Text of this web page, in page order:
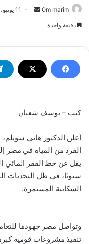
Om marim
أرسل
11 يونيو، 2026
دقيقة واحدة
​كتب – يوسف شعبان
أعلن الدكتور هاني سويلم،
سنويًا، في ظل التحديات
السكانية المستمرة.
وتواصل مصر جهودها
تنفيذ مشروعات قومية